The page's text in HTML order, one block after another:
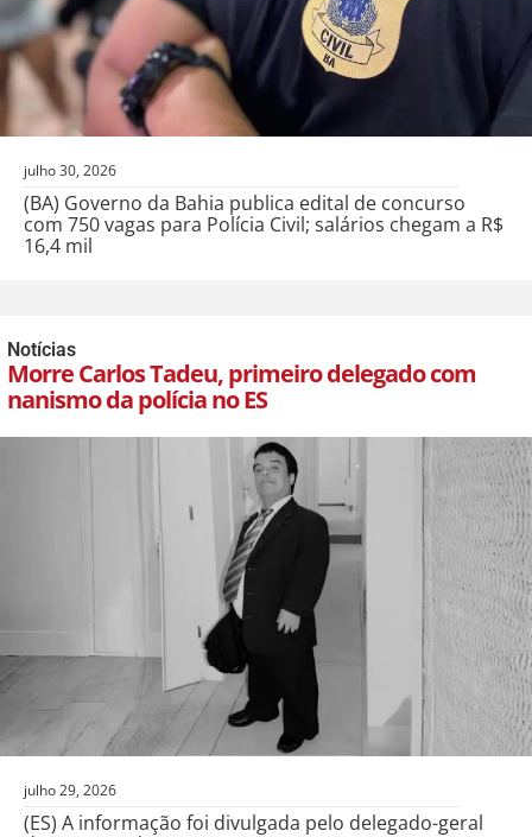
julho 30, 2026
(BA) Governo da Bahia publica edital de concurso
com 750 vagas para Polícia Civil; salários chegam a R$
16,4 mil
Notícias
Morre Carlos Tadeu, primeiro delegado com
nanismo da polícia no ES
julho 29, 2026
(ES) A informação foi divulgada pelo delegado-geral